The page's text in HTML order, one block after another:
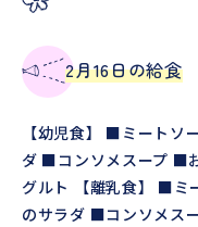
2月16日の給食
【幼児食】 ■ミートソ
ダ ■コンソメスープ ■
グルト 【離乳食】 ■ミ
のサラダ ■コンソメ